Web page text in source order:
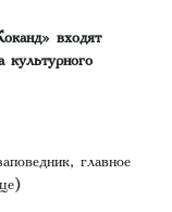
входят
культурного
главное